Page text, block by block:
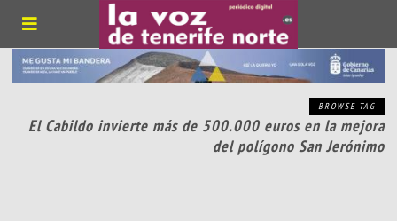
BROWSE TAG
El Cabildo invierte más de 500.000 euros en la mejora
del polígono San Jerónimo